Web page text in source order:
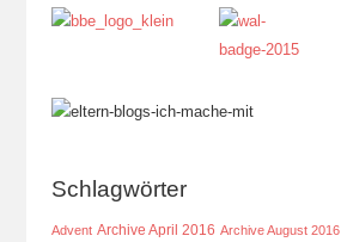
Schlagwörter
Advent Archive April 2016 Archive August 2016